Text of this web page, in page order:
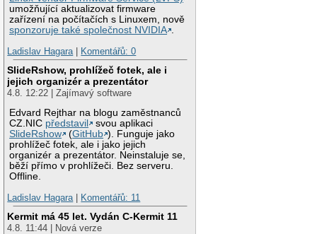
umožňující aktualizovat firmware
zařízení na počítačích s Linuxem, nově
sponzoruje také společnost NVIDIA .
Ladislav Hagara| Komentářů: 0
SlideRshow, prohlížeč fotek, ale i
jejich organizér a prezentátor
4.8. 12:22 | Zajímavý software
Edvard Rejthar na blogu zaměstnanců
CZ.NIC představil
svou aplikaci
SlideRshow
(GitHub ). Funguje jako
prohlížeč fotek, ale i jako jejich
organizér a prezentátor. Neinstaluje se,
běží přímo v prohlížeči. Bez serveru.
Offline.
Ladislav Hagara| Komentářů: 11
Kermit má 45 let. Vydán C-Kermit 11
4.8. 11:44 | Nová verze